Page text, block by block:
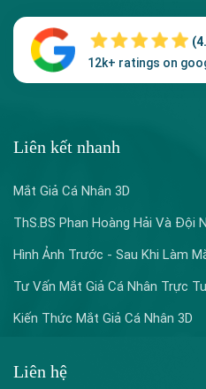
12k+ ratings on
Liên kết nhanh
Mắt Giả Cá Nhân 3D
ThS.BS Phan Hoàng Hải Và Đội
Hình Ảnh Trước - Sau Khi Làm
Tư Vấn Mắt Giả Cá Nhân Trực
Kiến Thức Mắt Giả Cá Nhân 3D
Liên hệ